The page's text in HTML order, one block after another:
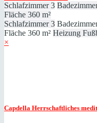
Schlafzimmer 3
Fläche 360 m²
Schlafzimmer 3
Fläche 360 m² Heizung
×
Capdella Herrschaftliches